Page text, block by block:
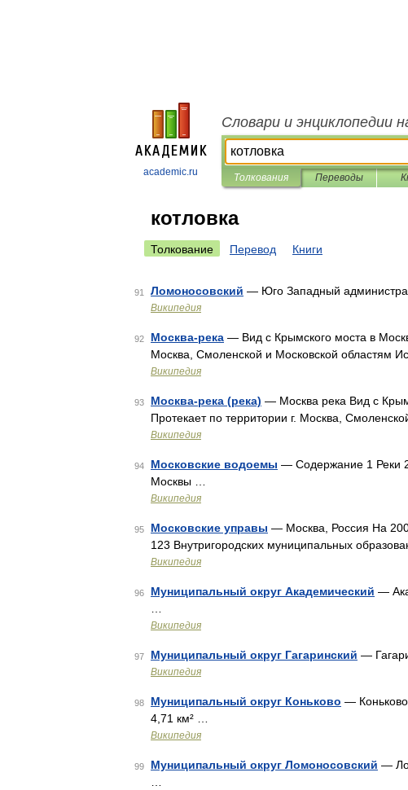
academic.ru
Словари и энциклопедии
Толкования Переводы
котловка
Толкование Перевод Книги
91 Ломоносовский — Юго Западный
Википедия
92 Москва-река — Вид с Крымского моста в
Москва, Смоленской и Московской областям
Википедия
93 Москва-река (река) — Москва река Вид с
Протекает по территории г. Москва,
Википедия
94 Московские водоемы — Содержание 1 Реки
Москвы …
Википедия
95 Московские управы — Москва, Россия На
123 Внутригородских муниципальных
Википедия
96 Муниципальный округ Академический —
Википедия
97 Муниципальный округ Гагаринский —
Википедия
98 Муниципальный округ Коньково —
4,71 км² …
Википедия
99 Муниципальный округ Ломоносовский —